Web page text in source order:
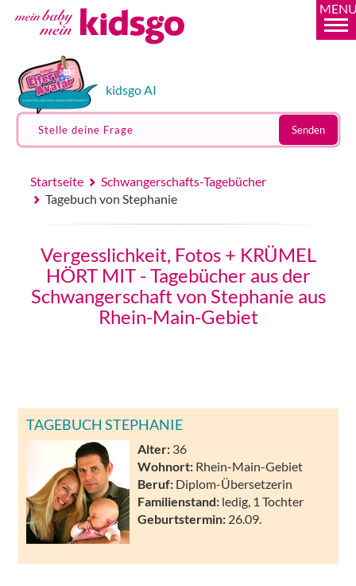
kidsgo AI
Stelle deine Frage Senden
Startseite
Schwangerschafts-Tagebücher
Tagebuch von Stephanie
Vergesslichkeit, Fotos + KRÜMEL
HÖRT MIT - Tagebücher aus der
Schwangerschaft von Stephanie aus
Rhein-Main-Gebiet
TAGEBUCH STEPHANIE
Alter: 36
Wohnort: Rhein-Main-Gebiet
Beruf: Diplom-Übersetzerin
Familienstand: ledig, 1 Tochter
Geburtstermin: 26.09.